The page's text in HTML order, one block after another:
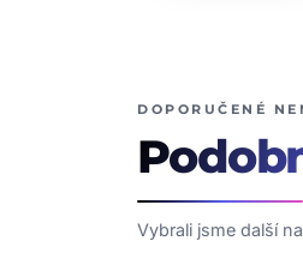
DOPORUČENÉ
Vybrali jsme další